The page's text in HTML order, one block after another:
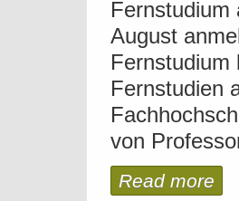
Fernstudium
August
Fernstudium
Fernstudien
von
Read more